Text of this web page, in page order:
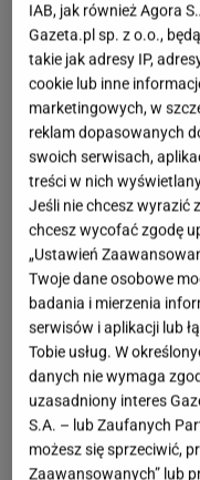
IAB, jak również Agora
Gazeta.pl sp. z o.o.,
takie jak adresy IP,
cookie lub inne
marketingowych, w
reklam dopasowanych
swoich serwisach,
treści w nich
Jeśli nie chcesz wyrazić
chcesz wycofać zgodę
„Ustawień
Twoje dane osobowe
badania i mierzenia
serwisów i aplikacji lub
Tobie usług. W
danych nie wymaga
uzasadniony interes
S.A. – lub Zaufanych
możesz się sprzeciwić,
Zaawansowanych” lub